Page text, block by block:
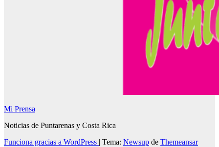
Mi Prensa
Noticias de Puntarenas y Costa Rica
Funciona gracias a WordPress | Tema: Newsup de Themeansar